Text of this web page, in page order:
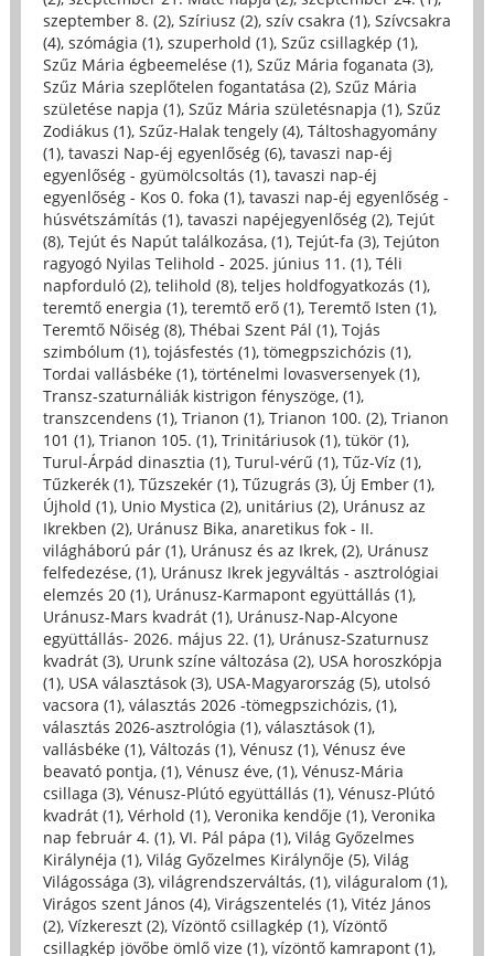
szeptember 8. (2), Szíriusz (2), szív csakra (1), Szívcsakra
(4), szómágia (1), szuperhold (1), Szűz csillagkép (1),
Szűz Mária égbeemelése (1), Szűz Mária foganata (3),
Szűz Mária szeplőtelen fogantatása (2), Szűz Mária
születése napja (1), Szűz Mária születésnapja (1), Szűz
Zodiákus (1), Szűz-Halak tengely (4), Táltoshagyomány
(1), tavaszi Nap-éj egyenlőség (6), tavaszi nap-éj
egyenlőség - gyümölcsoltás (1), tavaszi nap-éj
egyenlőség - Kos 0. foka (1), tavaszi nap-éj egyenlőség -
húsvétszámítás (1), tavaszi napéjegyenlőség (2), Tejút
(8), Tejút és Napút találkozása, (1), Tejút-fa (3), Tejúton
ragyogó Nyilas Telihold - 2025. június 11. (1), Téli
napforduló (2), telihold (8), teljes holdfogyatkozás (1),
teremtő energia (1), teremtő erő (1), Teremtő Isten (1),
Teremtő Nőiség (8), Thébai Szent Pál (1), Tojás
szimbólum (1), tojásfestés (1), tömegpszichózis (1),
Tordai vallásbéke (1), történelmi lovasversenyek (1),
Transz-szaturnáliák kistrigon fényszöge, (1),
transzcendens (1), Trianon (1), Trianon 100. (2), Trianon
101 (1), Trianon 105. (1), Trinitáriusok (1), tükör (1),
Turul-Árpád dinasztia (1), Turul-vérű (1), Tűz-Víz (1),
Tűzkerék (1), Tűzszekér (1), Tűzugrás (3), Új Ember (1),
Újhold (1), Unio Mystica (2), unitárius (2), Uránusz az
Ikrekben (2), Uránusz Bika, anaretikus fok - II.
világháború pár (1), Uránusz és az Ikrek, (2), Uránusz
felfedezése, (1), Uránusz Ikrek jegyváltás - asztrológiai
elemzés 20 (1), Uránusz-Karmapont együttállás (1),
Uránusz-Mars kvadrát (1), Uránusz-Nap-Alcyone
együttállás- 2026. május 22. (1), Uránusz-Szaturnusz
kvadrát (3), Urunk színe változása (2), USA horoszkópja
(1), USA választások (3), USA-Magyarország (5), utolsó
vacsora (1), választás 2026 -tömegpszichózis, (1),
választás 2026-asztrológia (1), választások (1),
vallásbéke (1), Változás (1), Vénusz (1), Vénusz éve
beavató pontja, (1), Vénusz éve, (1), Vénusz-Mária
csillaga (3), Vénusz-Plútó együttállás (1), Vénusz-Plútó
kvadrát (1), Vérhold (1), Veronika kendője (1), Veronika
nap február 4. (1), VI. Pál pápa (1), Világ Győzelmes
Királynéja (1), Világ Győzelmes Királynője (5), Világ
Világossága (3), világrendszerváltás, (1), világuralom (1),
Virágos szent János (4), Virágszentelés (1), Vitéz János
(2), Vízkereszt (2), Vízöntő csillagkép (1), Vízöntő
csillagkép jövőbe ömlő vize (1), vízöntő kamrapont (1),